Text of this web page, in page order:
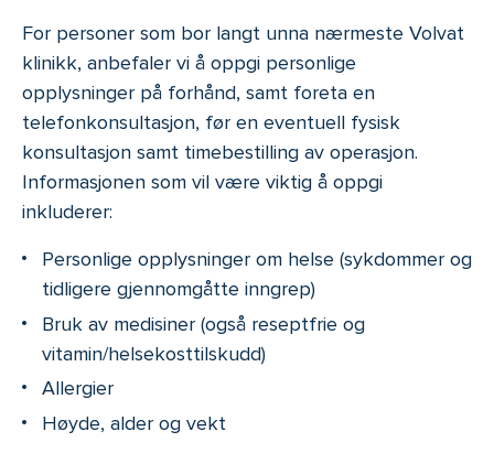
For personer som bor langt unna nærmeste Volvat
klinikk, anbefaler vi å oppgi personlige
opplysninger på forhånd, samt foreta en
telefonkonsultasjon, før en eventuell fysisk
konsultasjon samt timebestilling av operasjon.
Informasjonen som vil være viktig å oppgi
inkluderer:
Personlige opplysninger om helse (sykdommer og
tidligere gjennomgåtte inngrep)
Bruk av medisiner (også reseptfrie og
vitamin/helsekosttilskudd)
Allergier
Høyde, alder og vekt